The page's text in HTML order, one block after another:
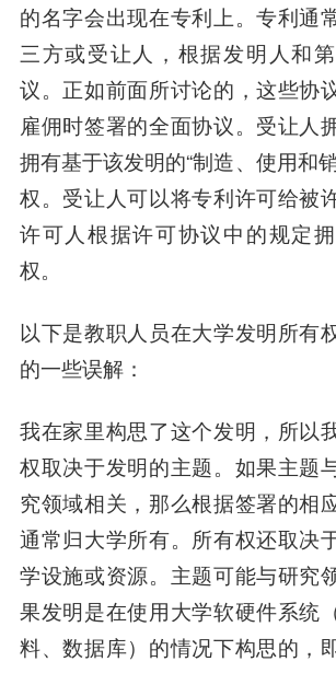
的名字会出现在专利上。专利通
三方或受让人，根据发明人和
议。正如前面所讨论的，这些协
雇佣时签署的全面协议。受让人
拥有基于该发明的“制造、使用和
权。受让人可以将专利许可给被
许可人根据许可协议中的规定
权。
以下是教职人员在大学发明所有
的一些误解：
我在家里构思了这个发明，所以
权取决于发明的主题。如果主题
究领域相关，那么根据签署的相
通常归大学所有。所有权还取决
学设施或资源。主题可能与研究
果发明是在使用大学软硬件系统
料、数据库）的情况下构思的，